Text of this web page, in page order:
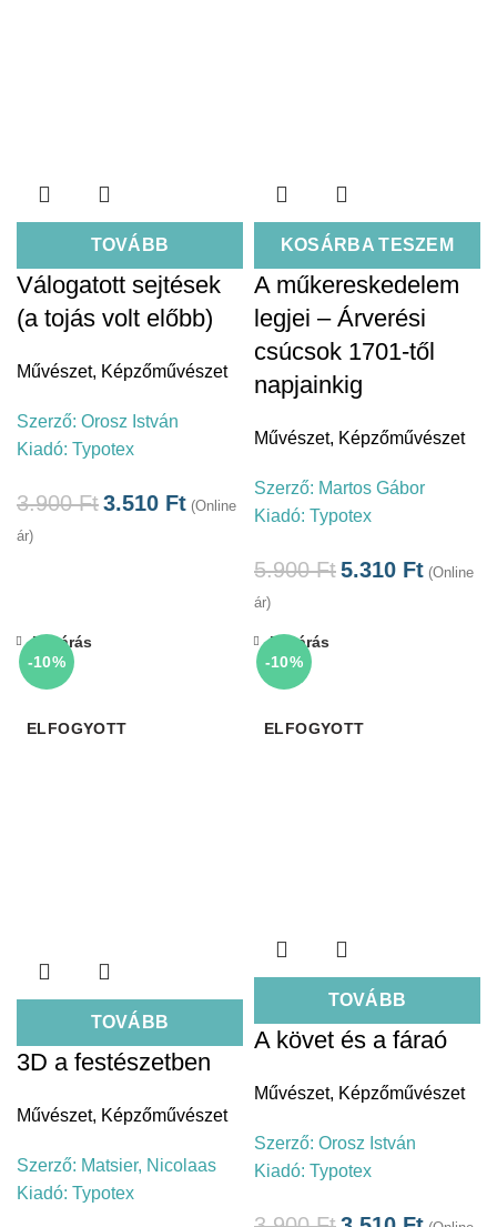
TOVÁBB
Válogatott sejtések
(a tojás volt előbb)
Művészet, Képzőművészet
Szerző: Orosz István
Kiadó: Typotex
3.900Ft3.510 Ft (Online
ár)
KOSÁRBA TESZEM
A műkereskedelem
legjei – Árverési
csúcsok 1701-től
napjainkig
Művészet, Képzőművészet
Szerző: Martos Gábor
Kiadó: Typotex
5.900Ft5.310 Ft (Online
ár)
-10%
ELFOGYOTT
TOVÁBB
Bezárás
3D a festészetben
Művészet, Képzőművészet
Szerző: Matsier, Nicolaas
Kiadó: Typotex
-10%
ELFOGYOTT
TOVÁBB
Bezárás
A követ és a fáraó
Művészet, Képzőművészet
Szerző: Orosz István
Kiadó: Typotex